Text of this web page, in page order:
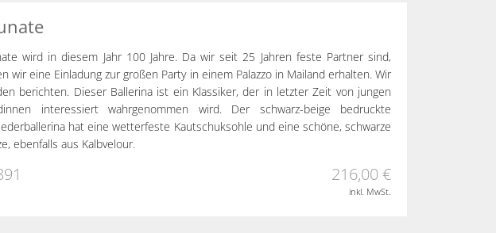
wird in diesem Jahr 100 Jahre. Da wir seit 25 Jahren feste Partner sind,
wir eine Einladung zur großen Party in einem Palazzo in Mailand erhalten. Wir
berichten. Dieser Ballerina ist ein Klassiker, der in letzter Zeit von jungen
interessiert wahrgenommen wird. Der schwarz-beige bedruckte
hat eine wetterfeste Kautschuksohle und eine schöne, schwarze
ebenfalls aus Kalbvelour.
216,00 €
inkl. MwSt.